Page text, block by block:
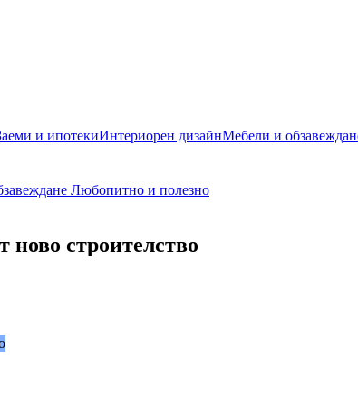
и ипотекиИнтериорен дизайнМебели и
Любопитно и полезно
ново строителство